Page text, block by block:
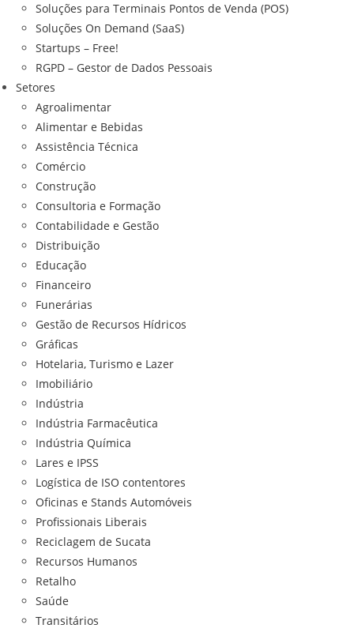
Soluções para Terminais Pontos de Venda (POS)
Soluções On Demand (SaaS)
Startups – Free!
RGPD – Gestor de Dados Pessoais
Setores
Agroalimentar
Alimentar e Bebidas
Assistência Técnica
Comércio
Construção
Consultoria e Formação
Contabilidade e Gestão
Distribuição
Educação
Financeiro
Funerárias
Gestão de Recursos Hídricos
Gráficas
Hotelaria, Turismo e Lazer
Imobiliário
Indústria
Indústria Farmacêutica
Indústria Química
Lares e IPSS
Logística de ISO contentores
Oficinas e Stands Automóveis
Profissionais Liberais
Reciclagem de Sucata
Recursos Humanos
Retalho
Saúde
Transitários